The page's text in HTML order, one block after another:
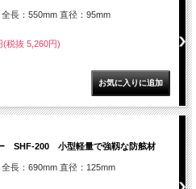
長：550mm 直径：95mm
(税抜 5,260円)
SHF-200 小型軽量で強靱な防舷材
長：690mm 直径：125mm